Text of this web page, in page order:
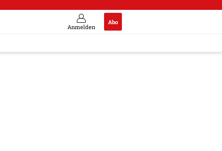
Anmelden
Abo